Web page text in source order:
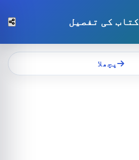
کتاب کی تفصیل
پچھلا